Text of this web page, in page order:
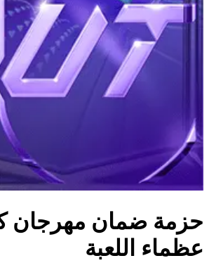
حزمة ضمان مهرجان
عظماء اللعبة